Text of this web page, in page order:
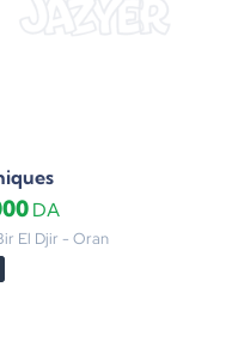
DA
El Djir - Oran